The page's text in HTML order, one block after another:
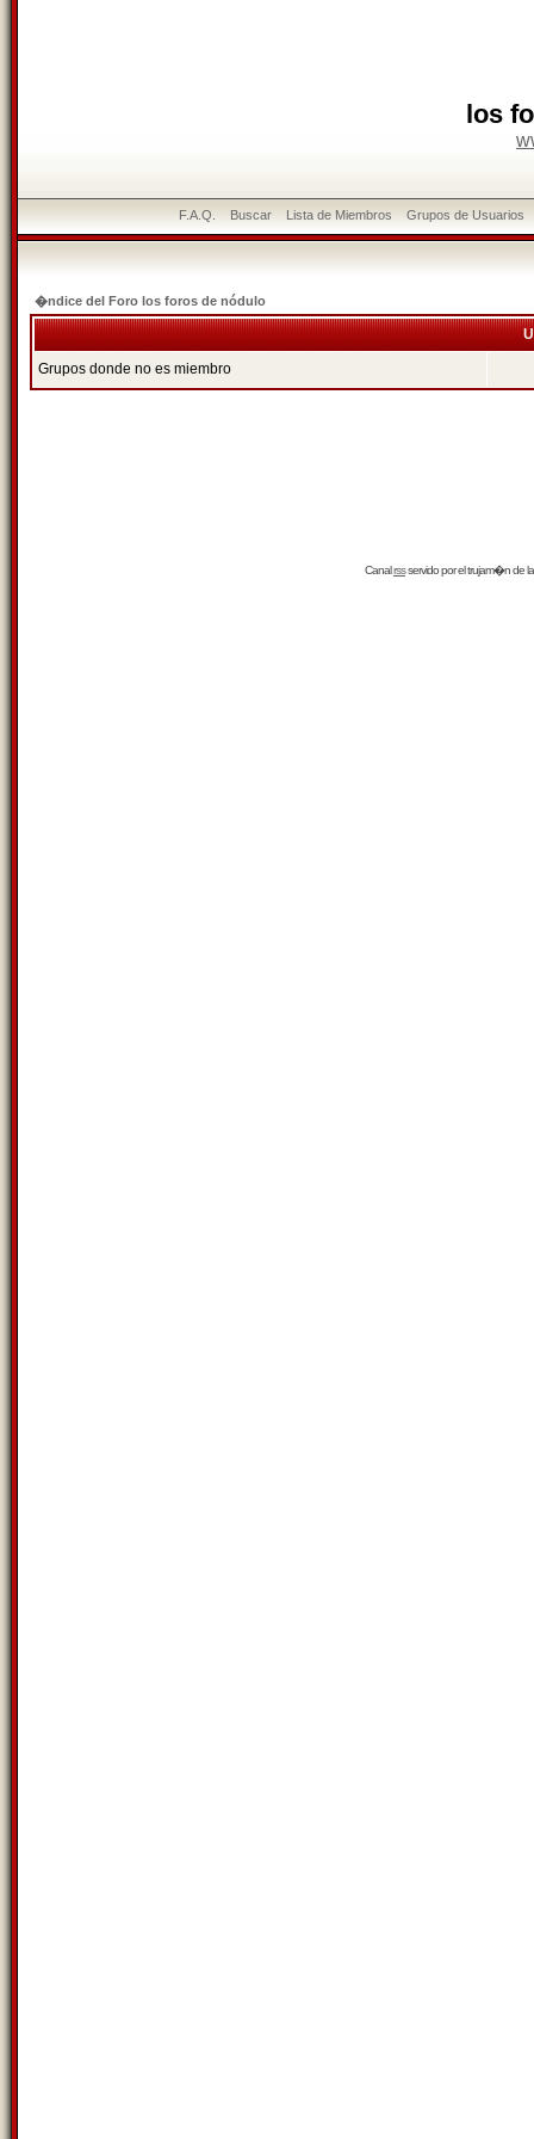
los
F.A.Q. Buscar Lista de Miembros Grupos de Usuarios
�ndice del Foro los foros de nódulo
Grupos donde no es miembro
Canalrssservido por eltrujam�nde